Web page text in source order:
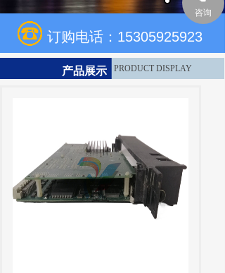
订购电话：15305925923
PRODUCT DISPLAY
产品展示
咨询